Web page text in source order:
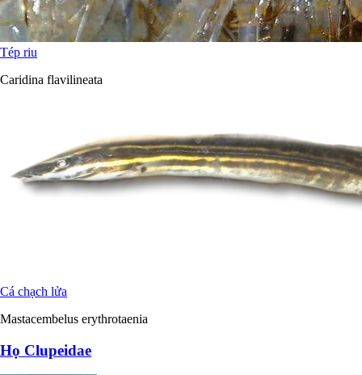
Tép riu
Caridina flavilineata
Cá chạch lửa
Mastacembelus erythrotaenia
Họ Clupeidae